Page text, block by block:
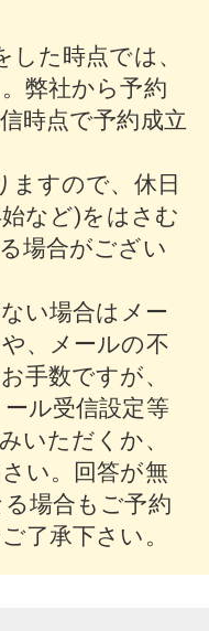
た時点では、
弊社から予約
時点で予約成立
ますので、休日
など)をはさむ
場合がござい
い場合はメー
、メールの不
手数ですが、
ル受信設定等
いただくか、
い。回答が無
場合もご予約
了承下さい。